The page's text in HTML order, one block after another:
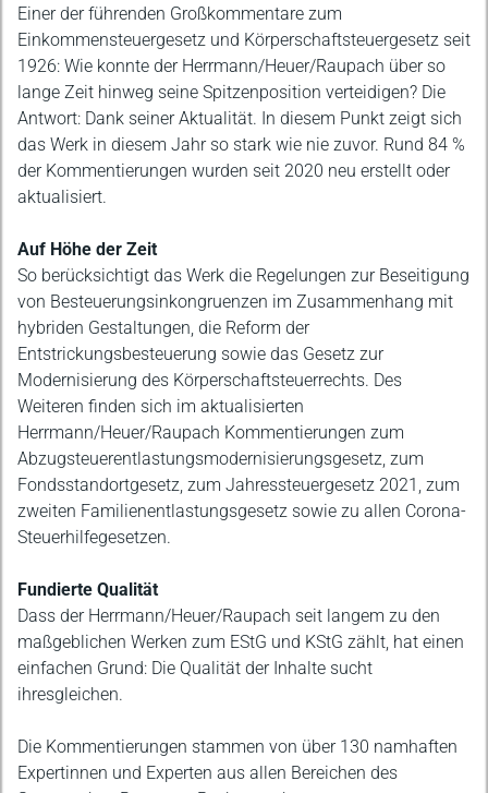
Einer der führenden Großkommentare zum
Einkommensteuergesetz und Körperschaftsteuergesetz seit
1926: Wie konnte der Herrmann/Heuer/Raupach über so
lange Zeit hinweg seine Spitzenposition verteidigen? Die
Antwort: Dank seiner Aktualität. In diesem Punkt zeigt sich
das Werk in diesem Jahr so stark wie nie zuvor. Rund 84 %
der Kommentierungen wurden seit 2020 neu erstellt oder
aktualisiert.
Auf Höhe der Zeit
So berücksichtigt das Werk die Regelungen zur Beseitigung
von Besteuerungsinkongruenzen im Zusammenhang mit
hybriden Gestaltungen, die Reform der
Entstrickungsbesteuerung sowie das Gesetz zur
Modernisierung des Körperschaftsteuerrechts. Des
Weiteren finden sich im aktualisierten
Herrmann/Heuer/Raupach Kommentierungen zum
Abzugsteuerentlastungsmodernisierungsgesetz, zum
Fondsstandortgesetz, zum Jahressteuergesetz 2021, zum
zweiten Familienentlastungsgesetz sowie zu allen Corona-
Steuerhilfegesetzen.
Fundierte Qualität
Dass der Herrmann/Heuer/Raupach seit langem zu den
maßgeblichen Werken zum EStG und KStG zählt, hat einen
einfachen Grund: Die Qualität der Inhalte sucht
ihresgleichen.
Die Kommentierungen stammen von über 130 namhaften
Expertinnen und Experten aus allen Bereichen des